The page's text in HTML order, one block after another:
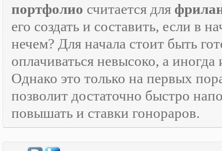
портфолио считается для
его создать и составить, если в
нечем? Для начала стоит быть
оплачиваться невысоко, а
Однако это только на первых
позволит достаточно быстро
повышать и ставки гонораров.